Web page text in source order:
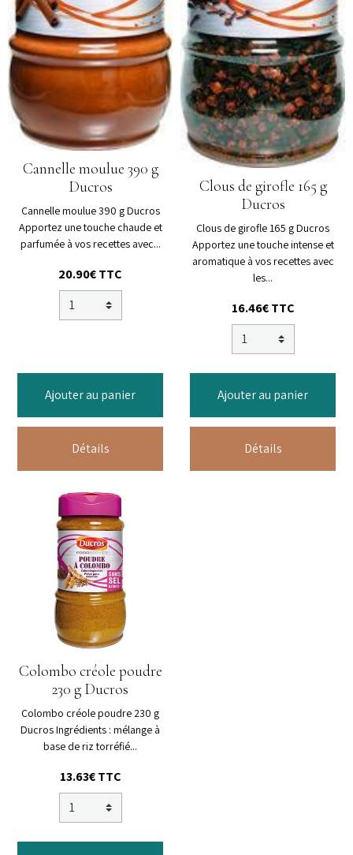
Cannelle moulue 390 g
Ducros
Cannelle moulue 390 g Ducros
Apportez une touche chaude et
parfumée à vos recettes avec...
20.90€ TTC
Ajouter au panier
Détails
Clous de girofle 165 g
Ducros
Clous de girofle 165 g Ducros
Apportez une touche intense et
aromatique à vos recettes avec
les...
16.46€ TTC
Ajouter au panier
Détails
Colombo créole poudre
230 g Ducros
Colombo créole poudre 230 g
Ducros Ingrédients : mélange à
base de riz torréfié...
13.63€ TTC